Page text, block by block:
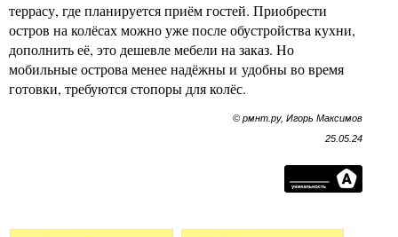
террасу, где планируется приём гостей. Приобрести
остров на колёсах можно уже после обустройства кухни,
дополнить её, это дешевле мебели на заказ. Но
мобильные острова менее надёжны и удобны во время
готовки, требуются стопоры для колёс.
© рмнт.ру, Игорь Максимов
25.05.24